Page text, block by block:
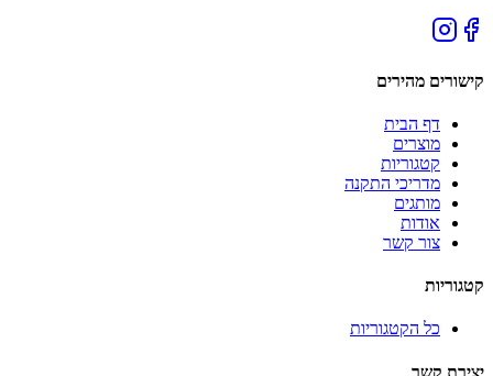
קישורים מהירים
דף הבית
מוצרים
קטגוריות
מדריכי התקנה
מותגים
אודות
צור קשר
קטגוריות
כל הקטגוריות
יצירת קשר